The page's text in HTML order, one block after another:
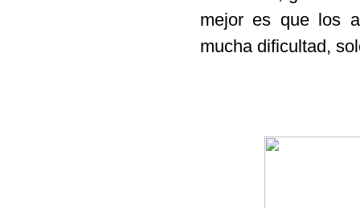
mejor es que los
mucha dificultad,